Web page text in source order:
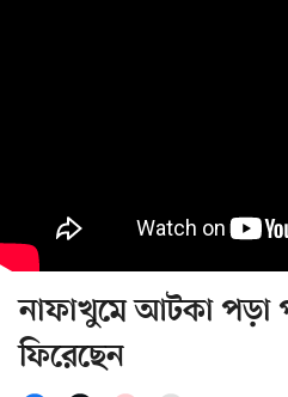
নাফাখুমে আটকা পড়া
ফিরেছেন